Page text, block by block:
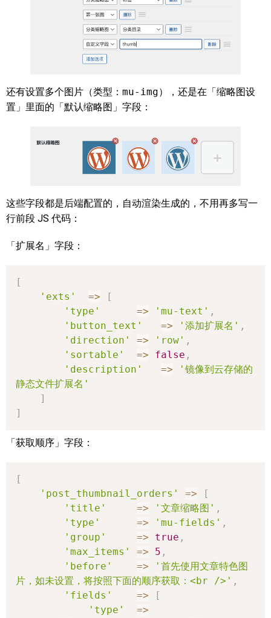
还有设置多个图片（类型： mu-img），还是在「缩略图设
置」里面的「默认缩略图」字段：
这些字段都是后端配置的，自动渲染生成的，不用再多写一
行前段 JS 代码：
「扩展名」字段：
[
'exts'
=>
[
'type'
=> 'mu-text' ,
'button_text'
=> '添加扩展名' ,
'direction'
=> 'row' ,
'sortable'
=> false ,
'description'
=>
'镜像到云存储的
静态文件扩展名'
]
]
「获取顺序」字段：
[
'post_thumbnail_orders'
=>
[
'title'
=> '文章缩略图' ,
'type'
=> 'mu-fields' ,
'group'
=> true ,
'max_items'
=> 5 ,
'before'
=>
'首先使用文章特色图
片，如未设置，将按照下面的顺序获取：<br />' ,
'fields'
=>
[
'type'
=>